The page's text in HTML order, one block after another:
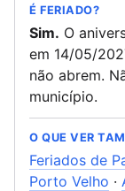
É FERIADO?
Sim. O
em 14/05/
não abrem.
município.
O QUE VER
Feriados de
Porto Velho ·